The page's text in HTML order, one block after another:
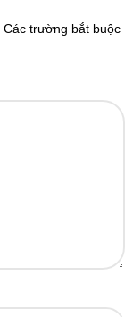
Các trường bắt buộc